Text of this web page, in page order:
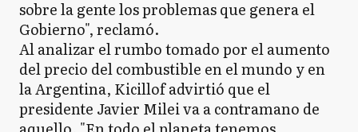
sobre la gente los problemas que genera el
Gobierno", reclamó.
Al analizar el rumbo tomado por el aumento
del precio del combustible en el mundo y en
la Argentina, Kicillof advirtió que el
presidente Javier Milei va a contramano de